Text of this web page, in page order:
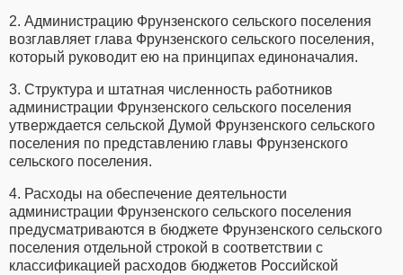
2. Администрацию Фрунзенского сельского поселения
возглавляет глава Фрунзенского сельского поселения,
который руководит ею на принципах единоначалия.
3. Структура и штатная численность работников
администрации Фрунзенского сельского поселения
утверждается сельской Думой Фрунзенского сельского
поселения по представлению главы Фрунзенского
сельского поселения.
4. Расходы на обеспечение деятельности
администрации Фрунзенского сельского поселения
предусматриваются в бюджете Фрунзенского сельского
поселения отдельной строкой в соответствии с
классификацией расходов бюджетов Российской